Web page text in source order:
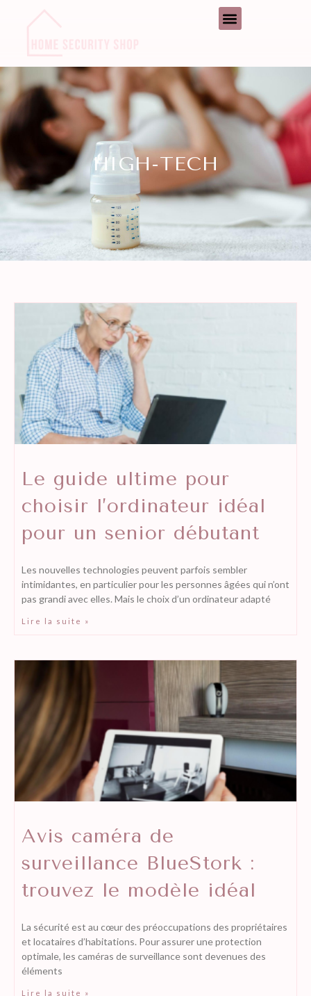
HIGH-TECH
Le guide ultime pour
choisir l’ordinateur idéal
pour un senior débutant
Les nouvelles technologies peuvent parfois sembler
intimidantes, en particulier pour les personnes âgées qui n’ont
pas grandi avec elles. Mais le choix d’un ordinateur adapté
Lire la suite »
Avis caméra de
surveillance BlueStork :
trouvez le modèle idéal
La sécurité est au cœur des préoccupations des propriétaires
et locataires d’habitations. Pour assurer une protection
optimale, les caméras de surveillance sont devenues des
éléments
Lire la suite »